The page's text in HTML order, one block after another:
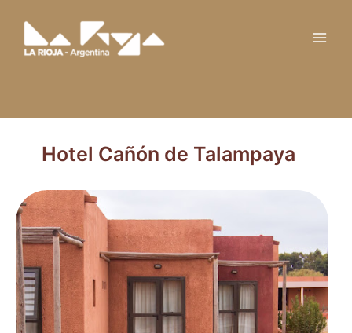
contenido
Hotel Cañón de Talampaya